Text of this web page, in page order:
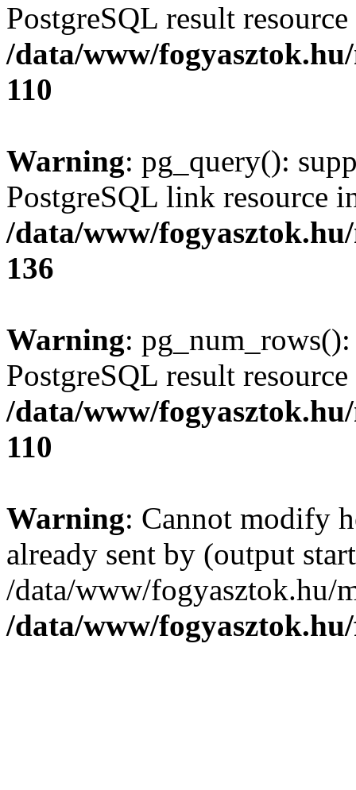
PostgreSQL result
/data/www/
110
Warning: pg_query():
PostgreSQL link resource
/data/www/
136
Warning:
PostgreSQL result
/data/www/
110
Warning: Cannot modify
already sent by (output
/data/www/fogyasztok.hu/
/data/www/